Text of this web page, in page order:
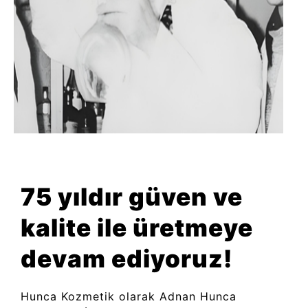
75 yıldır güven ve
kalite ile üretmeye
devam ediyoruz!
Hunca Kozmetik olarak Adnan Hunca